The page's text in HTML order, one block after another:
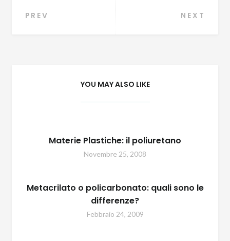
PREV NEXT
YOU MAY ALSO LIKE
Materie Plastiche: il poliuretano
Novembre 25, 2008
Metacrilato o policarbonato: quali sono le
differenze?
Febbraio 24, 2009